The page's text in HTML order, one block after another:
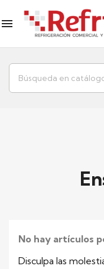

No hay artículos
Disculpa las